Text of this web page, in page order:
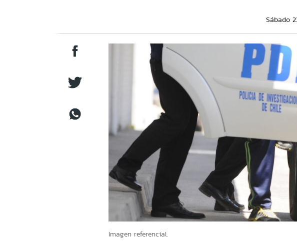
Sábado
Imagen referencial.